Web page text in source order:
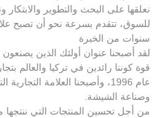
نعلقها على البحث والتطوير والابتكار
للسوق، تتقدم بسرعة نحو أن تصبح
سنوات من الخبرة
لقد أصبحنا عنوان أولئك الذين
قوة كوننا رائدين في تركيا والعالم
عام 1996، وأصبحنا العلامة
وصناعة الشيشة.
من أجل تحسين المنتجات التي